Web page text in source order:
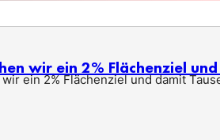
wir ein 2% Flächenziel
ein 2% Flächenziel und damit